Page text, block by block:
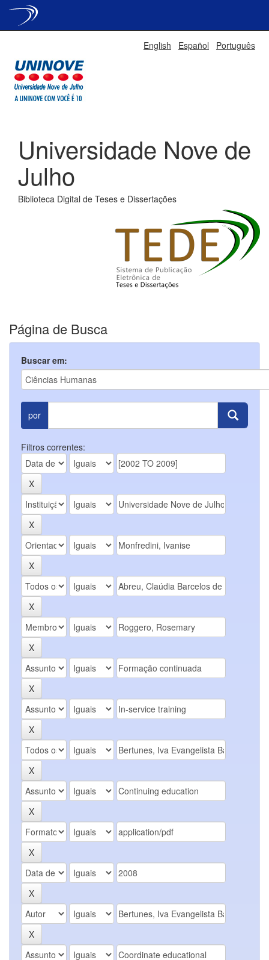
English Español Português
Universidade Nove de
Julho
Biblioteca Digital de Teses e Dissertações
Página de Busca
Buscar em:
por
Filtros correntes: